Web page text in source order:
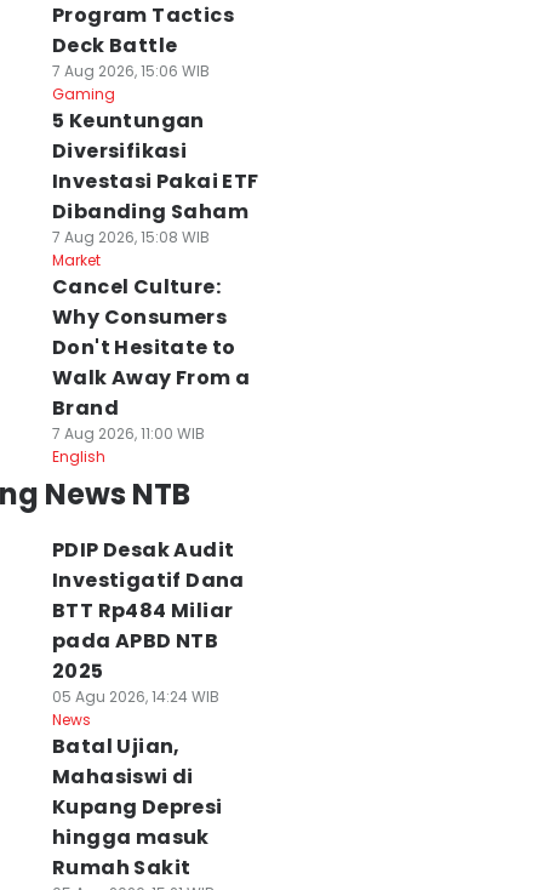
Program Tactics
Deck Battle
7 Aug 2026, 15:06 WIB
Gaming
5 Keuntungan
Diversifikasi
Investasi Pakai ETF
Dibanding Saham
7 Aug 2026, 15:08 WIB
Market
Cancel Culture:
Why Consumers
Don't Hesitate to
Walk Away From a
Brand
7 Aug 2026, 11:00 WIB
English
News NTB
PDIP Desak Audit
Investigatif Dana
BTT Rp484 Miliar
pada APBD NTB
2025
05 Agu 2026, 14:24 WIB
News
Batal Ujian,
Mahasiswi di
Kupang Depresi
hingga masuk
Rumah Sakit